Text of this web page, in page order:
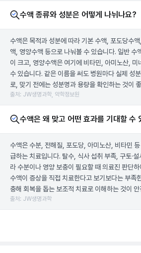
수액 종류와 성분은 어떻게 나뉘나요?
수액은 목적과 성분에 따라 기본 수액, 포도당수
액, 영양수액 등으로 나눠볼 수 있습니다. 일반 수
이 크고, 영양수액은 여기에 비타민, 아미노산, 미
수 있습니다. 같은 이름을 써도 병원마다 실제 성
로, 맞기 전에는 성분명과 용량을 확인하는 것이
출처: JW생명과학, 약학정보원
수액은 왜 맞고 어떤 효과를 기대할 수
수액은 수분, 전해질, 포도당, 아미노산, 비타민
급하는 치료입니다. 탈수, 식사 섭취 부족, 구토·
라 수분이나 영양 보충이 필요할 때 의료진 판단
수액이 증상을 직접 치료한다고 보기보다는 부족
충해 회복을 돕는 보조적 치료로 이해하는 것이 안
출처: JW생명과학